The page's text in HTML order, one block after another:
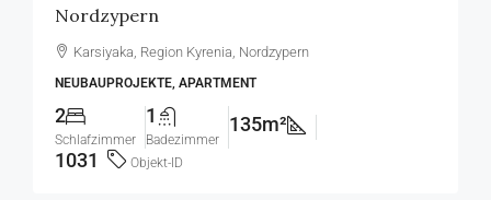
Nordzypern
Karsiyaka, Region Kyrenia, Nordzypern
NEUBAUPROJEKTE, APARTMENT
2
Schlafzimmer
1
Badezimmer
135m²
1031
Objekt-ID